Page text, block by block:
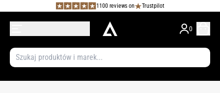
1100 reviews on Trustpilot
0